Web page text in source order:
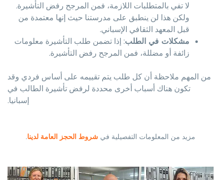
لا تفي بالمتطلبات اللازمة، فمن المرجح رفض التأشيرة.
ولكن هذا لن ينطبق على مدرستنا حيث إنها معتمدة من
قبل المعهد الثقافي الإسباني.
مشكلات في الطلب: إذا تضمن طلب التأشيرة معلومات
زائفة أو مضللة، فمن المرجح رفض التأشيرة.
من المهم ملاحظة أن كل طلب يتم تقييمه على أساس فردي وقد
تكون هناك أسباب أخرى محددة لرفض تأشيرة الطالب في
إسبانيا.
مزيد من المعلومات التفصيلية في شروط الحجز العامة لدينا.